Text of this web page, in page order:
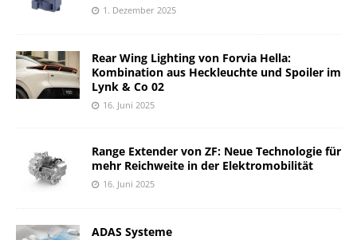
1. Dezember 2025
Rear Wing Lighting von Forvia Hella:
Kombination aus Heckleuchte und Spoiler im
Lynk & Co 02
16. Juni 2025
Range Extender von ZF: Neue Technologie für
mehr Reichweite in der Elektromobilität
16. Juni 2025
ADAS Systeme